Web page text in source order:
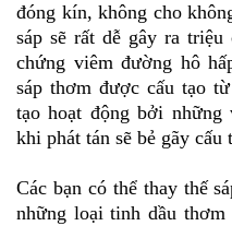
đóng kín, không cho
sáp sẽ rất dễ gây ra
chứng viêm đường hô
sáp thơm được cấu tạo
tạo hoạt động bởi những
khi phát tán sẽ bẻ gãy cấu
Các bạn có thể thay thế
những loại tinh dầu